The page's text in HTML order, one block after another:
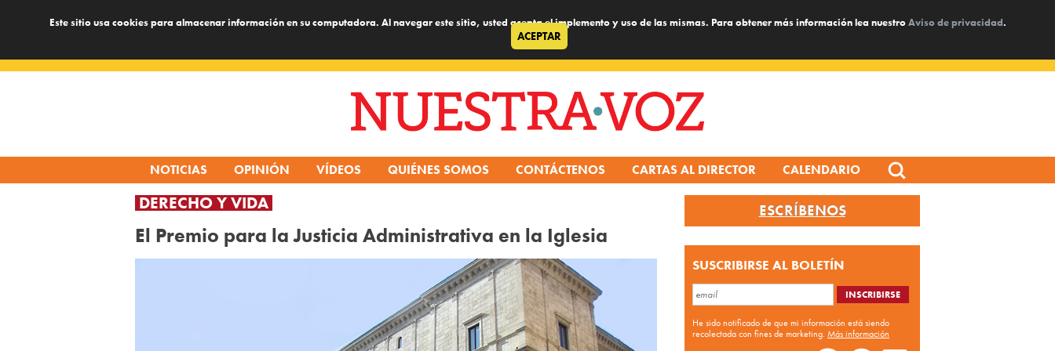
Este sitio usa cookies para almacenar información en su computadora. Al navegar este sitio, usted acepta el implemento y uso de las mismas. Para obtener más información lea nuestroAviso de privacidad.
ACEPTAR
NOTICIAS OPINIÓN VÍDEOS QUIÉNES SOMOS CONTÁCTENOS CARTAS AL DIRECTOR CALENDARIO
Search
for:
DERECHO Y VIDA
El Premio para la Justicia Administrativa en la Iglesia
ESCRÍBENOS
SUSCRIBIRSE AL BOLETÍN
He sido notificado de que mi información está siendo
recolectada con fines de marketing. Más información